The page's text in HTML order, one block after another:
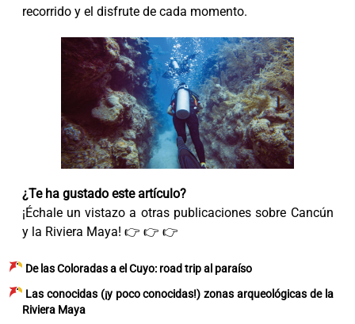
recorrido y el disfrute de cada momento.
¿Te ha gustado este artículo?
¡Échale un vistazo a otras publicaciones sobre Cancún
y la Riviera Maya! 👉 👉 👉
De las Coloradas a el Cuyo: road trip al paraíso
Las conocidas (¡y poco conocidas!) zonas arqueológicas de la
Riviera Maya